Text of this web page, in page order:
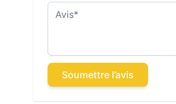
Avis
Soumettre l’avis